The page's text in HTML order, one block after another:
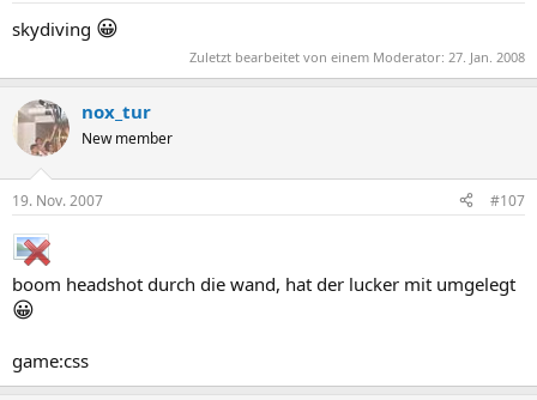
skydiving 😀
Zuletzt bearbeitet von einem Moderator: 27. Jan. 2008
nox_tur
New member
19. Nov. 2007 #107
boom headshot durch die wand, hat der lucker mit umgelegt
😀
game:css